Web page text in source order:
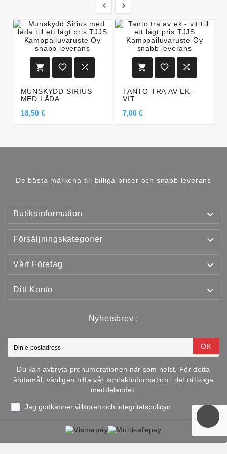
 
  
MUNSKYDD SIRIUS
MED LÅDA
18,50 €
  
TANTO TRÄ AV EK -
VIT
7,00 €
De bästa märkena till billiga priser och snabb leverans
Butiksinformation 
Försäljningskategorier 
Vårt Företag 
Ditt Konto 
Nyhetsbrev :
OK
Du kan avbryta prenumerationen när som helst. För detta
ändamål, vänligen hitta vår kontaktinformation i det rättsliga
meddelandet.
Jag godkänner villkoren och integritetspolicyn